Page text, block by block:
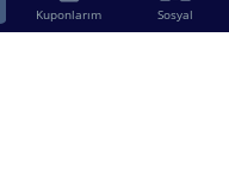
Kuponlarım Sosyal